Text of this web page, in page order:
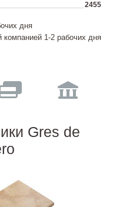
2455
дня
компанией 1-2 рабочих дня
Gres de